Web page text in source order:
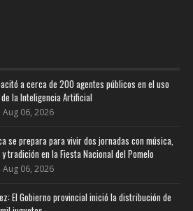
a cerca de 200 agentes públicos en el uso
la Inteligencia Artificial
Aug 06, 2026
se prepara para vivir dos jornadas con música,
tradición en la Fiesta Nacional del Pomelo
Aug 06, 2026
El Gobierno provincial inició la distribución de